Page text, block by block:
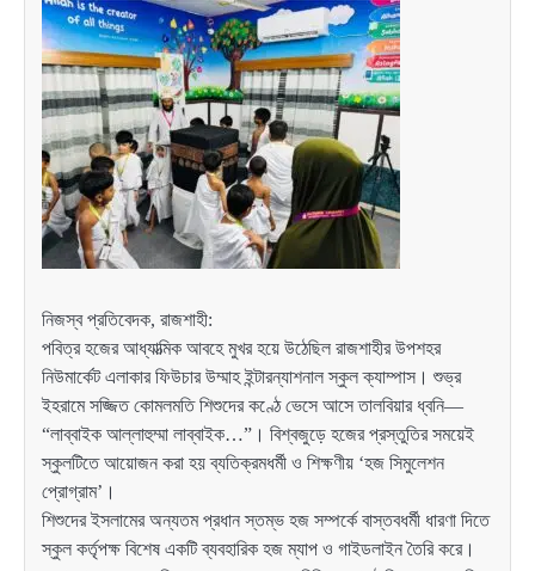
নিজস্ব প্রতিবেদক, রাজশাহী:
পবিত্র হজের আধ্যাত্মিক আবহে মুখর হয়ে উঠেছিল রাজশাহীর উপশহর
নিউমার্কেট এলাকার ফিউচার উম্মাহ ইন্টারন্যাশনাল স্কুল ক্যাম্পাস। শুভ্র
ইহরামে সজ্জিত কোমলমতি শিশুদের কণ্ঠে ভেসে আসে তালবিয়ার ধ্বনি—
“লাব্বাইক আল্লাহুম্মা লাব্বাইক…”। বিশ্বজুড়ে হজের প্রস্তুতির সময়েই
স্কুলটিতে আয়োজন করা হয় ব্যতিক্রমধর্মী ও শিক্ষণীয় ‘হজ সিমুলেশন
প্রোগ্রাম’।
শিশুদের ইসলামের অন্যতম প্রধান স্তম্ভ হজ সম্পর্কে বাস্তবধর্মী ধারণা দিতে
স্কুল কর্তৃপক্ষ বিশেষ একটি ব্যবহারিক হজ ম্যাপ ও গাইডলাইন তৈরি করে।